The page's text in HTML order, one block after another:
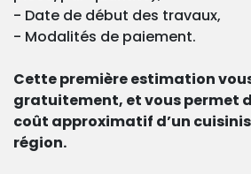
- Date de début des travaux,
- Modalités de paiement.
Cette première estimation
gratuitement, et vous permet
coût approximatif d’un
région.